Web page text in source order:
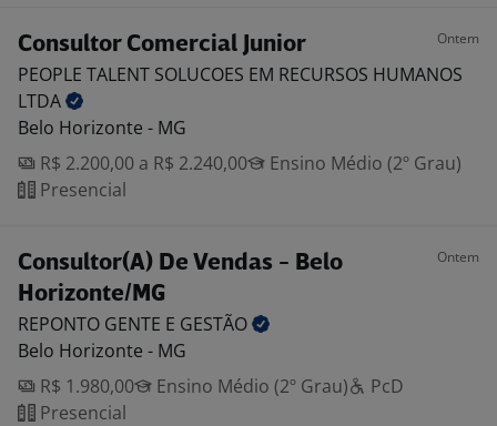
Consultor Comercial Junior Ontem
PEOPLE TALENT SOLUCOES EM RECURSOS HUMANOS
LTDA
Belo Horizonte - MG
R$ 2.200,00 a R$ 2.240,00
Ensino Médio (2º Grau)
Presencial
Consultor(A) De Vendas - Belo
Horizonte/MG
Ontem
REPONTO GENTE E GESTÃO
Belo Horizonte - MG
R$ 1.980,00
Ensino Médio (2º Grau)
PcD
Presencial